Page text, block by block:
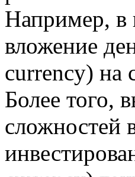
Например, в
вложение
currency) на
Более того,
сложностей